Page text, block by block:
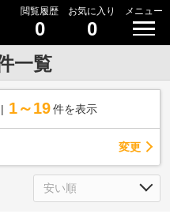
閲覧履歴
0
お気に入り
0
メニュー
一覧
1～19 件を表示
変更